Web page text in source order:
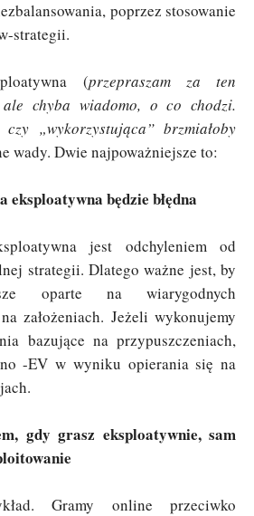
poprzez stosowanie
strategii.
(przepraszam za ten
ale chyba wiadomo, o co chodzi.
„wykorzystująca” brzmiałoby
wady. Dwie najpoważniejsze to:
eksploatywna będzie błędna
jest odchyleniem od
strategii. Dlatego ważne jest, by
oparte na wiarygodnych
założeniach. Jeżeli wykonujemy
bazujące na przypuszczeniach,
-EV w wyniku opierania się na
gdy grasz eksploatywnie, sam
Gramy online przeciwko